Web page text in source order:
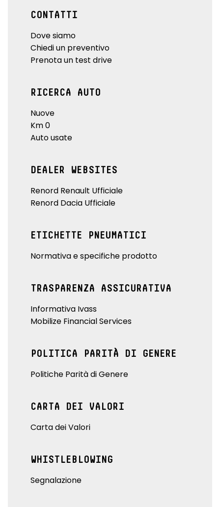
CONTATTI
Dove siamo
Chiedi un preventivo
Prenota un test drive
RICERCA AUTO
Nuove
Km 0
Auto usate
DEALER WEBSITES
Renord Renault Ufficiale
Renord Dacia Ufficiale
ETICHETTE PNEUMATICI
Normativa e specifiche prodotto
TRASPARENZA ASSICURATIVA
Informativa Ivass
Mobilize Financial Services
POLITICA PARITÀ DI GENERE
Politiche Parità di Genere
CARTA DEI VALORI
Carta dei Valori
WHISTLEBLOWING
Segnalazione